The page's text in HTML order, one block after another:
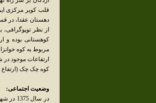
قلب کویر مرکزی
دهستان عقدا، در
مربوط به کوه خوانزا با ارتفاع 3158 متر است. بلندی شهر
ارتفاعات موجود
کوه چک چک (ارتفاع 2745): 38 کیلومتری شرقی اردکان(در دامنه غربی آن محل زیارتگاه زرتشتیان، پیرسبز چک چکو )
وضعیت اجتماعی: